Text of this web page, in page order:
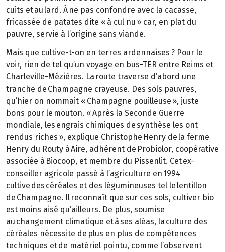
cuits et au lard. À ne pas confondre avec la cacasse,
fricassée de patates dite « à cul nu » car, en plat du
pauvre, servie à l’origine sans viande.
Mais que cultive-t-on en terres ardennaises ? Pour le
voir, rien de tel qu’un voyage en bus-TER entre Reims et
Charleville-Mézières. La route traverse d’abord une
tranche de Champagne crayeuse. Des sols pauvres,
qu’hier on nommait « Champagne pouilleuse », juste
bons pour le mouton. « Après la Seconde Guerre
mondiale, les engrais chimiques de synthèse les ont
rendus riches », explique Christophe Henry de la ferme
Henry du Routy à Aire, adhérent de Probiolor, coopérative
associée à Biocoop, et membre du Pissenlit. Cet ex-
conseiller agricole passé à l’agriculture en 1994
cultive des céréales et des légumineuses tel le lentillon
de Champagne. Il reconnaît que sur ces sols, cultiver bio
est moins aisé qu’ailleurs. De plus, soumise
au changement climatique et à ses aléas, la culture des
céréales nécessite de plus en plus de compétences
techniques et de matériel pointu, comme l’observent